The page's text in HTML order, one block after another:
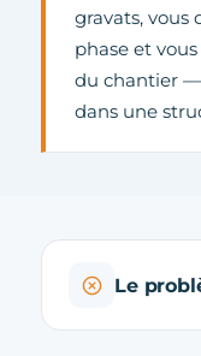
gravats, vous
phase et
du chantier —
dans une
Le